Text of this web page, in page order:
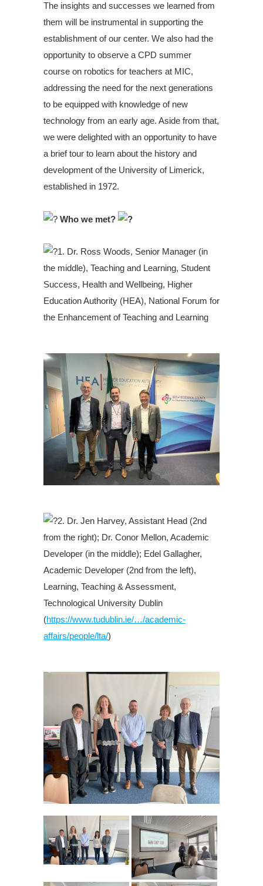
The insights and successes we learned from
them will be instrumental in supporting the
establishment of our center. We also had the
opportunity to observe a CPD summer
course on robotics for teachers at MIC,
addressing the need for the next generations
to be equipped with knowledge of new
technology from an early age. Aside from that,
we were delighted with an opportunity to have
a brief tour to learn about the history and
development of the University of Limerick,
established in 1972.
Who we met?
1. Dr. Ross Woods, Senior Manager (in
the middle), Teaching and Learning, Student
Success, Health and Wellbeing, Higher
Education Authority (HEA), National Forum for
the Enhancement of Teaching and Learning
2. Dr. Jen Harvey, Assistant Head (2nd
from the right); Dr. Conor Mellon, Academic
Developer (in the middle); Edel Gallagher,
Academic Developer (2nd from the left),
Learning, Teaching & Assessment,
Technological University Dublin
(https://www.tudublin.ie/…/academic-
affairs/people/lta/)